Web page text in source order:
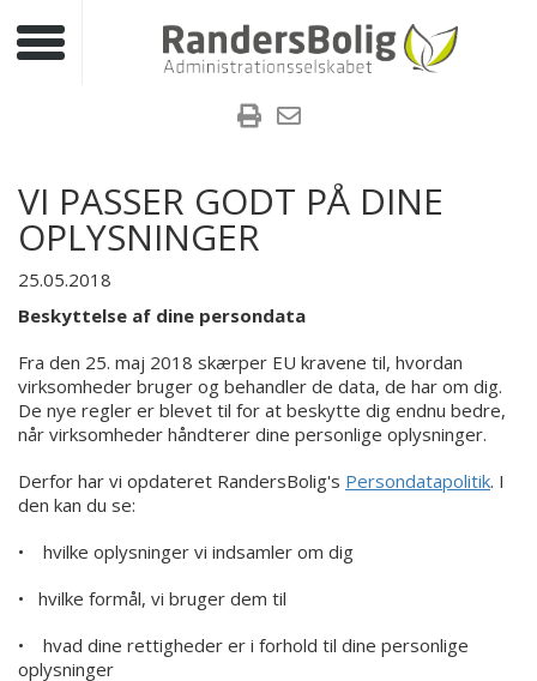
Toggle navigation
VI PASSER GODT PÅ DINE
OPLYSNINGER
25.05.2018
Beskyttelse af dine persondata
Fra den 25. maj 2018 skærper EU kravene til, hvordan
virksomheder bruger og behandler de data, de har om dig.
De nye regler er blevet til for at beskytte dig endnu bedre,
når virksomheder håndterer dine personlige oplysninger.
Derfor har vi opdateret RandersBolig's Persondatapolitik. I
den kan du se:
• hvilke oplysninger vi indsamler om dig
• hvilke formål, vi bruger dem til
• hvad dine rettigheder er i forhold til dine personlige
oplysninger